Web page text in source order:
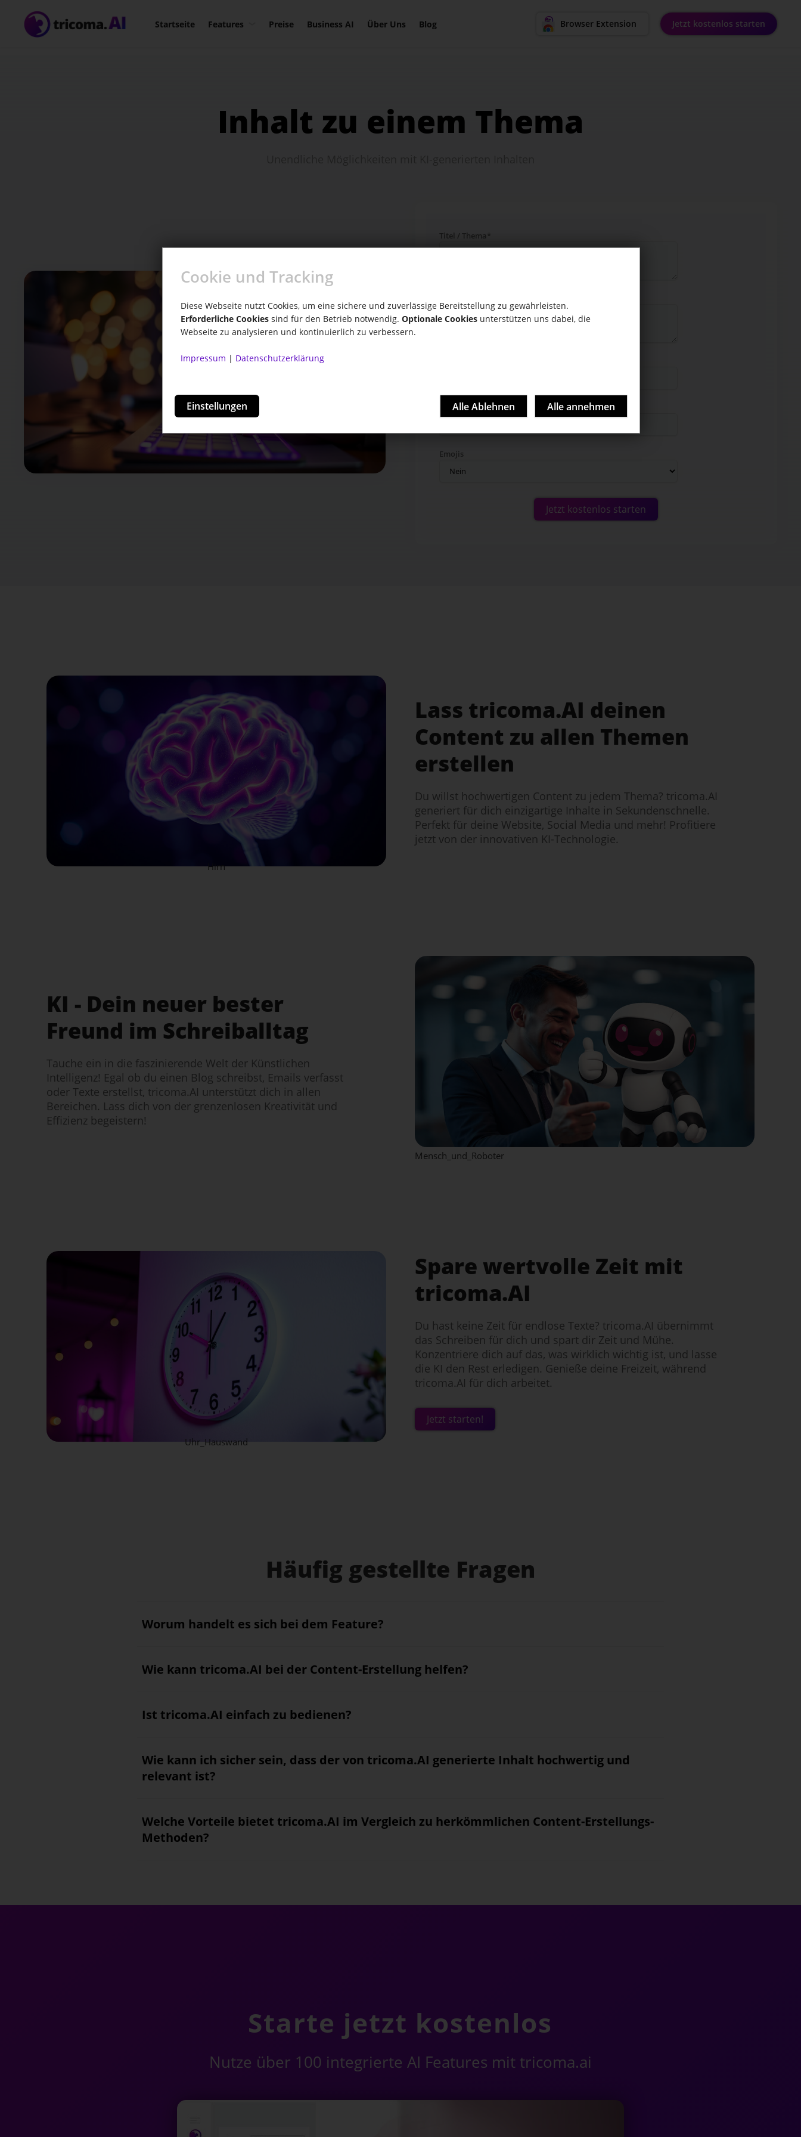
Startseite Features
lassen
Hashtags (Tiktok,
Buchinhalt erstellen Wiki
Preise Business AI Über Uns Blog Browser Extension Jetzt kostenlos starten
Inhalt zu einem Thema
Titel / Thema*
Absatzlänge
Emojis
Jetzt kostenlos starten
Hirn
Lass tricoma.AI deinen
Content zu allen Themen
erstellen
Du willst hochwertigen Content zu jedem Thema? tricoma.AI
generiert für dich einzigartige Inhalte in Sekundenschnelle.
Perfekt für deine Website, Social Media und mehr! Profitiere
jetzt von der innovativen KI-Technologie.
KI - Dein neuer bester
Freund im Schreiballtag
Tauche ein in die faszinierende Welt der Künstlichen
Intelligenz! Egal ob du einen Blog schreibst, Emails verfasst
oder Texte erstellst, tricoma.AI unterstützt dich in allen
Bereichen. Lass dich von der grenzenlosen Kreativität und
Effizienz begeistern!
Mensch_und_Roboter
Uhr_Hauswand
Spare wertvolle Zeit mit
tricoma.AI
Du hast keine Zeit für endlose Texte? tricoma.AI übernimmt
das Schreiben für dich und spart dir Zeit und Mühe.
Konzentriere dich auf das, was wirklich wichtig ist, und lasse
die KI den Rest erledigen. Genieße deine Freizeit, während
tricoma.AI für dich arbeitet.
Jetzt starten!
Häufig gestellte Fragen
Worum handelt es sich bei dem Feature?
Wie kann tricoma.AI bei der Content-Erstellung helfen?
Ist tricoma.AI einfach zu bedienen?
Wie kann ich sicher sein, dass der von tricoma.AI generierte Inhalt hochwertig und
relevant ist?
Welche Vorteile bietet tricoma.AI im Vergleich zu herkömmlichen Content-Erstellungs-
Methoden?
Starte jetzt kostenlos
Nutze über 100 integrierte AI Features mit tricoma.ai
Cookie und Tracking
Diese Webseite nutzt Cookies, um eine sichere und zuverlässige Bereitstellung zu gewährleisten.
Erforderliche Cookies sind für den Betrieb notwendig. Optionale Cookies unterstützen uns dabei, die
Webseite zu analysieren und kontinuierlich zu verbessern.
Impressum | Datenschutzerklärung
Einstellungen